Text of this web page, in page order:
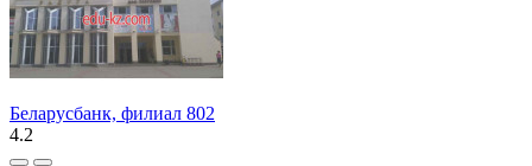
Беларусбанк, филиал 802
4.2